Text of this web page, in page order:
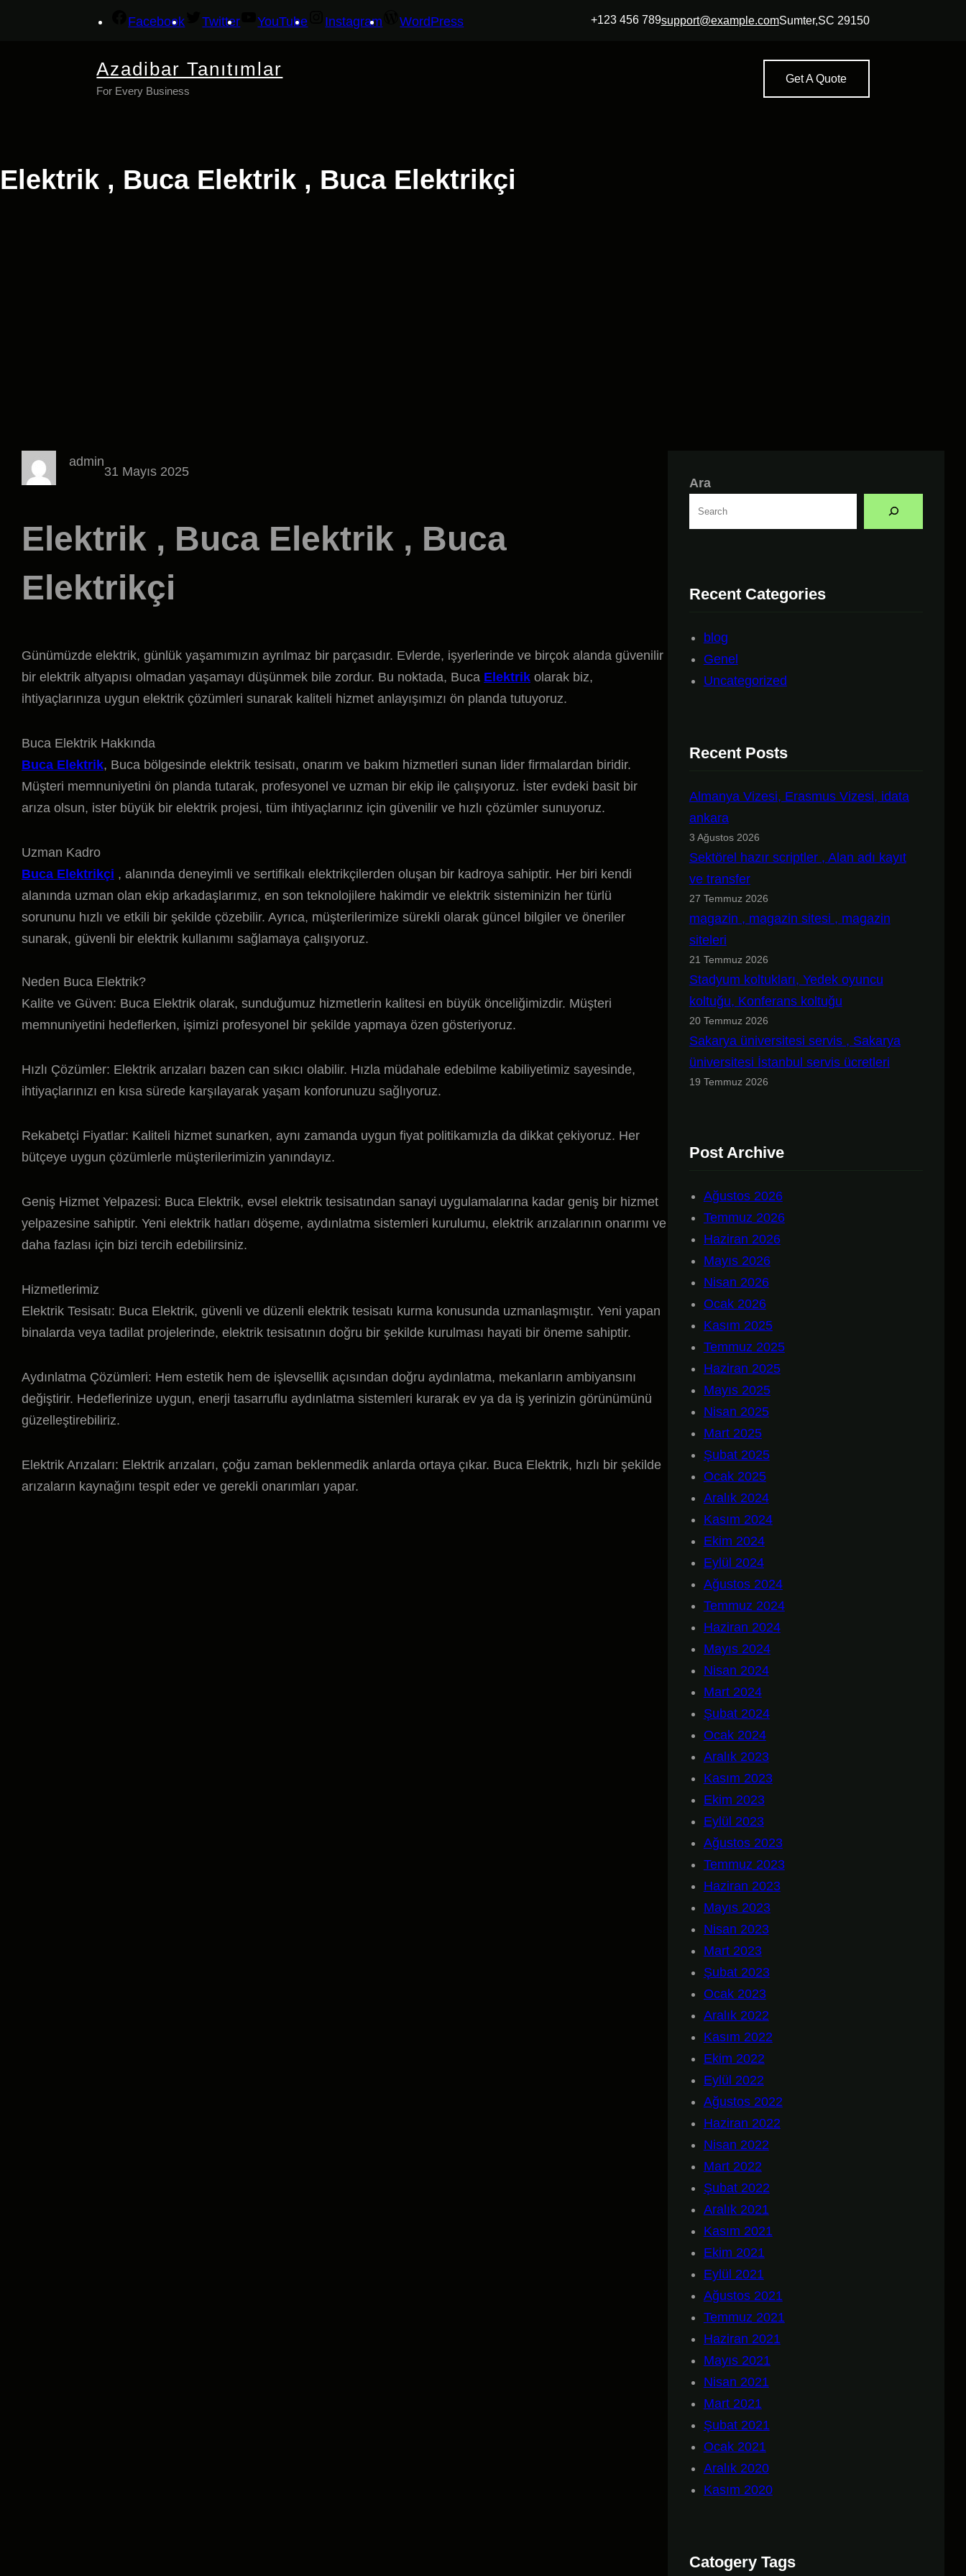
Facebook Twitter YouTube Instagram WordPress +123 456 789support@example.comSumter,SC 29150
Azadibar Tanıtımlar
For Every Business
Get A Quote
Elektrik , Buca Elektrik , Buca Elektrikçi
admin
31 Mayıs 2025
Elektrik , Buca Elektrik , Buca
Elektrikçi
Günümüzde elektrik, günlük yaşamımızın ayrılmaz bir parçasıdır. Evlerde, işyerlerinde ve birçok alanda güvenilir
bir elektrik altyapısı olmadan yaşamayı düşünmek bile zordur. Bu noktada, Buca Elektrik olarak biz,
ihtiyaçlarınıza uygun elektrik çözümleri sunarak kaliteli hizmet anlayışımızı ön planda tutuyoruz.
Buca Elektrik Hakkında
Buca Elektrik, Buca bölgesinde elektrik tesisatı, onarım ve bakım hizmetleri sunan lider firmalardan biridir.
Müşteri memnuniyetini ön planda tutarak, profesyonel ve uzman bir ekip ile çalışıyoruz. İster evdeki basit bir
arıza olsun, ister büyük bir elektrik projesi, tüm ihtiyaçlarınız için güvenilir ve hızlı çözümler sunuyoruz.
Uzman Kadro
Buca Elektrikçi , alanında deneyimli ve sertifikalı elektrikçilerden oluşan bir kadroya sahiptir. Her biri kendi
alanında uzman olan ekip arkadaşlarımız, en son teknolojilere hakimdir ve elektrik sisteminizin her türlü
sorununu hızlı ve etkili bir şekilde çözebilir. Ayrıca, müşterilerimize sürekli olarak güncel bilgiler ve öneriler
sunarak, güvenli bir elektrik kullanımı sağlamaya çalışıyoruz.
Neden Buca Elektrik?
Kalite ve Güven: Buca Elektrik olarak, sunduğumuz hizmetlerin kalitesi en büyük önceliğimizdir. Müşteri
memnuniyetini hedeflerken, işimizi profesyonel bir şekilde yapmaya özen gösteriyoruz.
Hızlı Çözümler: Elektrik arızaları bazen can sıkıcı olabilir. Hızla müdahale edebilme kabiliyetimiz sayesinde,
ihtiyaçlarınızı en kısa sürede karşılayarak yaşam konforunuzu sağlıyoruz.
Rekabetçi Fiyatlar: Kaliteli hizmet sunarken, aynı zamanda uygun fiyat politikamızla da dikkat çekiyoruz. Her
bütçeye uygun çözümlerle müşterilerimizin yanındayız.
Geniş Hizmet Yelpazesi: Buca Elektrik, evsel elektrik tesisatından sanayi uygulamalarına kadar geniş bir hizmet
yelpazesine sahiptir. Yeni elektrik hatları döşeme, aydınlatma sistemleri kurulumu, elektrik arızalarının onarımı ve
daha fazlası için bizi tercih edebilirsiniz.
Hizmetlerimiz
Elektrik Tesisatı: Buca Elektrik, güvenli ve düzenli elektrik tesisatı kurma konusunda uzmanlaşmıştır. Yeni yapan
binalarda veya tadilat projelerinde, elektrik tesisatının doğru bir şekilde kurulması hayati bir öneme sahiptir.
Aydınlatma Çözümleri: Hem estetik hem de işlevsellik açısından doğru aydınlatma, mekanların ambiyansını
değiştirir. Hedeflerinize uygun, enerji tasarruflu aydınlatma sistemleri kurarak ev ya da iş yerinizin görünümünü
güzelleştirebiliriz.
Elektrik Arızaları: Elektrik arızaları, çoğu zaman beklenmedik anlarda ortaya çıkar. Buca Elektrik, hızlı bir şekilde
arızaların kaynağını tespit eder ve gerekli onarımları yapar.
Ara
Recent Categories
blog
Genel
Uncategorized
Recent Posts
Almanya Vizesi, Erasmus Vizesi, idata
ankara
3 Ağustos 2026
Sektörel hazır scriptler , Alan adı kayıt
ve transfer
27 Temmuz 2026
magazin , magazin sitesi , magazin
siteleri
21 Temmuz 2026
Stadyum koltukları, Yedek oyuncu
koltuğu, Konferans koltuğu
20 Temmuz 2026
Sakarya üniversitesi servis , Sakarya
üniversitesi İstanbul servis ücretleri
19 Temmuz 2026
Post Archive
Ağustos 2026
Temmuz 2026
Haziran 2026
Mayıs 2026
Nisan 2026
Ocak 2026
Kasım 2025
Temmuz 2025
Haziran 2025
Mayıs 2025
Nisan 2025
Mart 2025
Şubat 2025
Ocak 2025
Aralık 2024
Kasım 2024
Ekim 2024
Eylül 2024
Ağustos 2024
Temmuz 2024
Haziran 2024
Mayıs 2024
Nisan 2024
Mart 2024
Şubat 2024
Ocak 2024
Aralık 2023
Kasım 2023
Ekim 2023
Eylül 2023
Ağustos 2023
Temmuz 2023
Haziran 2023
Mayıs 2023
Nisan 2023
Mart 2023
Şubat 2023
Ocak 2023
Aralık 2022
Kasım 2022
Ekim 2022
Eylül 2022
Ağustos 2022
Haziran 2022
Nisan 2022
Mart 2022
Şubat 2022
Aralık 2021
Kasım 2021
Ekim 2021
Eylül 2021
Ağustos 2021
Temmuz 2021
Haziran 2021
Mayıs 2021
Nisan 2021
Mart 2021
Şubat 2021
Ocak 2021
Aralık 2020
Kasım 2020
Catogery Tags